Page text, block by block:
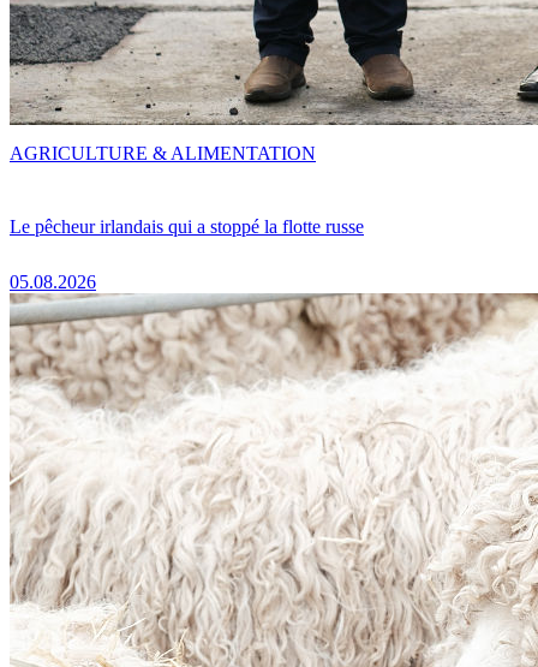
Le pêcheur irlandais qui a stoppé la flotte russe
05.08.2026
AGRICULTURE & ALIMENTATION